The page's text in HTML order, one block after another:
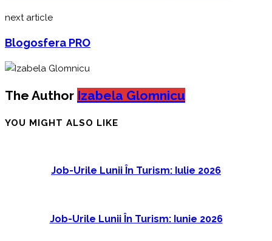
next article
Blogosfera PRO
The Author Izabela Glomnicu
YOU MIGHT ALSO LIKE
Job-Urile Lunii În Turism: Iulie 2026
Job-Urile Lunii În Turism: Iunie 2026